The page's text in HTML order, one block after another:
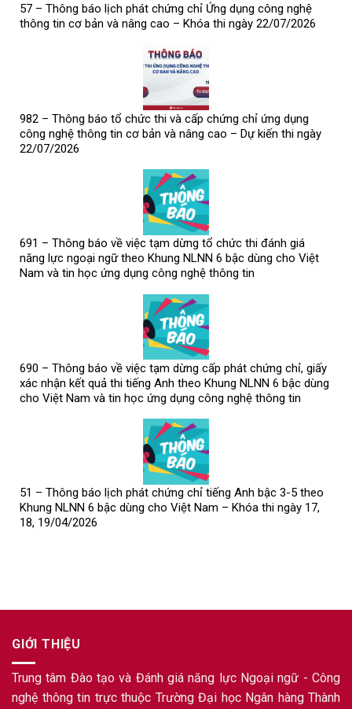
57 – Thông báo lịch phát chứng chỉ Ứng dụng công nghệ
thông tin cơ bản và nâng cao – Khóa thi ngày 22/07/2026
982 – Thông báo tổ chức thi và cấp chứng chỉ ứng dụng
công nghệ thông tin cơ bản và nâng cao – Dự kiến thi ngày
22/07/2026
691 – Thông báo về việc tạm dừng tổ chức thi đánh giá
năng lực ngoại ngữ theo Khung NLNN 6 bậc dùng cho Việt
Nam và tin học ứng dụng công nghệ thông tin
690 – Thông báo về việc tạm dừng cấp phát chứng chỉ, giấy
xác nhận kết quả thi tiếng Anh theo Khung NLNN 6 bậc dùng
cho Việt Nam và tin học ứng dụng công nghệ thông tin
51 – Thông báo lịch phát chứng chỉ tiếng Anh bậc 3-5 theo
Khung NLNN 6 bậc dùng cho Việt Nam – Khóa thi ngày 17,
18, 19/04/2026
GIỚI THIỆU
Trung tâm Đào tạo và Đánh giá năng lực Ngoại ngữ - Công
nghệ thông tin trực thuộc Trường Đại học Ngân hàng Thành